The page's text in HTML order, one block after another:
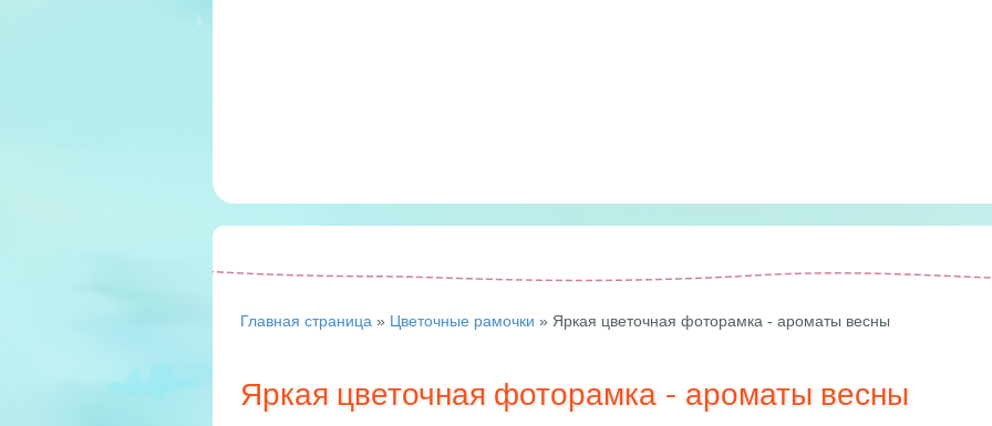
Главная страница » Цветочные рамочки » Яркая цветочная фоторамка - ароматы весны
Яркая цветочная фоторамка - ароматы весны